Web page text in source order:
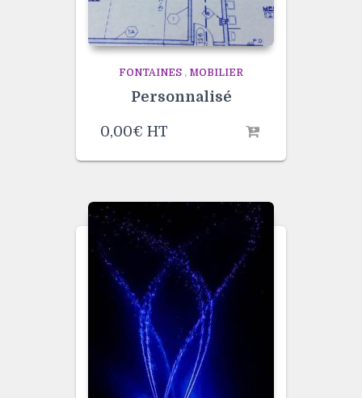
FONTAINES , MOBILIER
Personnalisé
0,00€ HT